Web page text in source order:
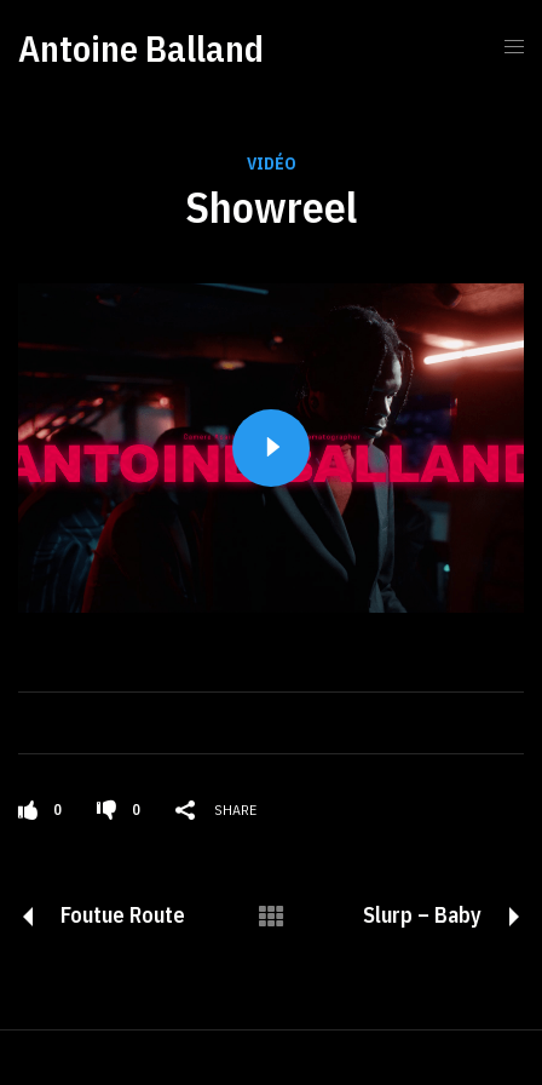
Antoine Balland
VIDÉO
Showreel
0 0 SHARE
Foutue Route Slurp – Baby